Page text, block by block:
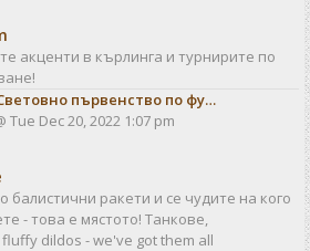
акценти в кърлинга и турнирите по
първенство по фу…
Tue Dec 20, 2022 1:07 pm
балистични ракети и се чудите на кого
- това е мястото! Танкове,
dildos - we've got them all